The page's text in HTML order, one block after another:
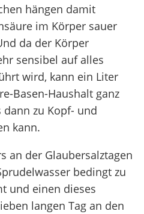
hängen damit
im Körper sauer
da der Körper
sensibel auf alles
wird, kann ein Liter
Basen-Haushalt ganz
zu Kopf- und
kann.
an der Glaubersalztagen
bedingt zu
und einen dieses
langen Tag an den